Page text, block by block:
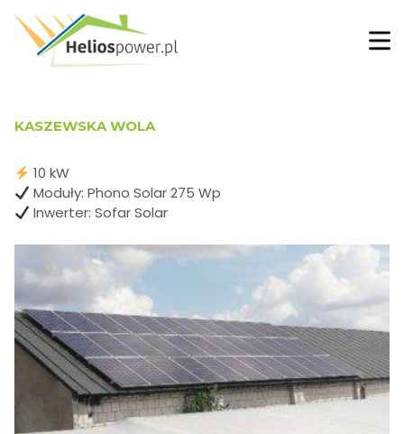
KASZEWSKA WOLA
10 kW
Moduły: Phono Solar 275 Wp
Inwerter: Sofar Solar